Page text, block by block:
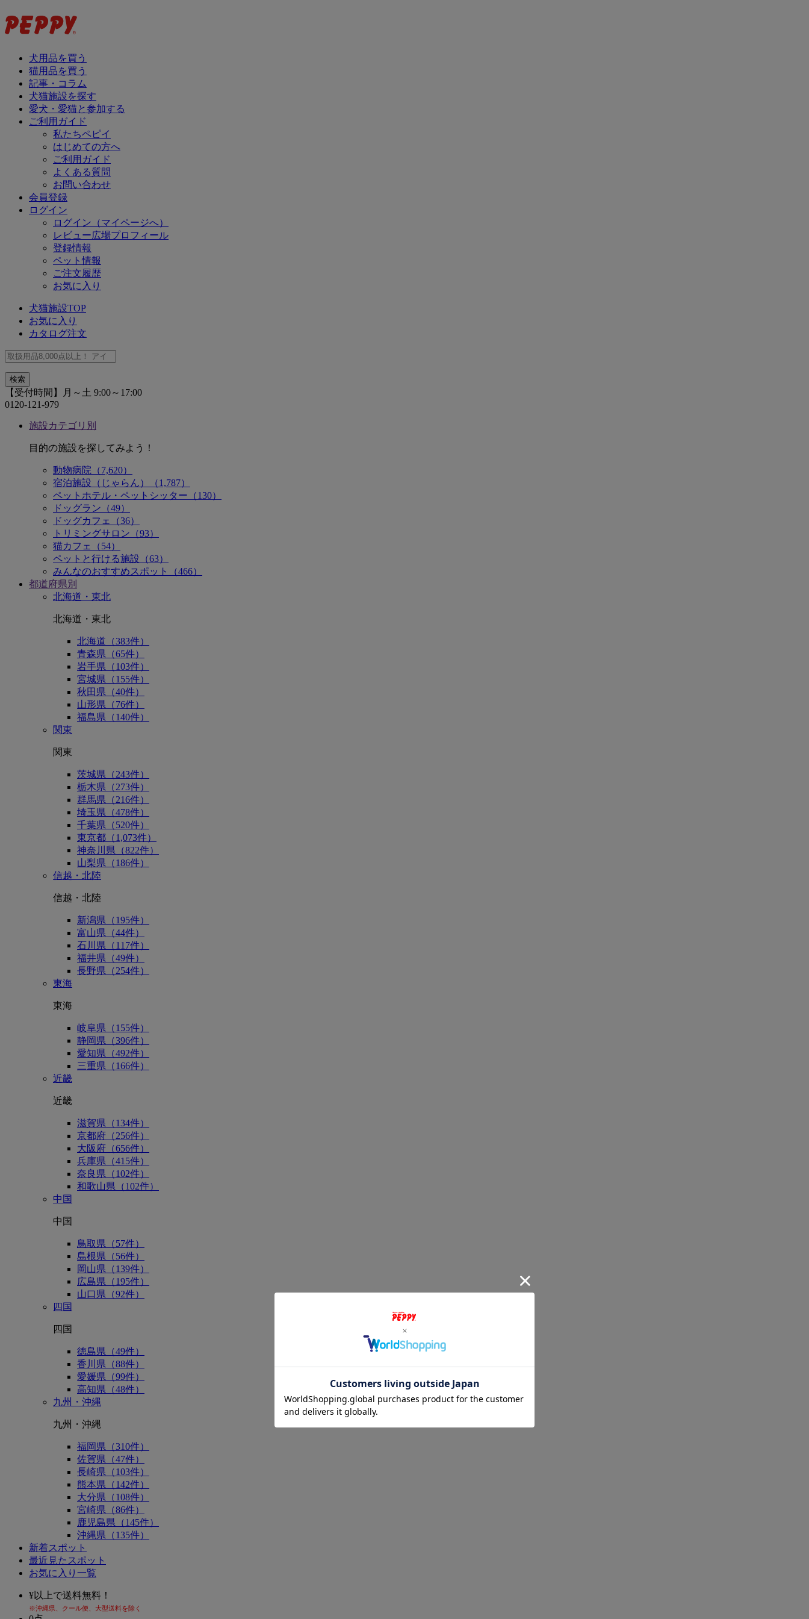
犬用品を買う
猫用品を買う
記事・コラム
犬猫施設を探す
愛犬・愛猫と参加する
ご利用ガイド
私たちペピイ
はじめての方へ
ご利用ガイド
よくある質問
お問い合わせ
会員登録
ログイン
ログイン（マイページへ）
レビュー広場プロフィール
登録情報
ペット情報
ご注文履歴
お気に入り
犬猫施設TOP
お気に入り
カタログ注文
【受付時間】月～土 9:00～17:00
0120-121-979
施設カテゴリ別
目的の施設を探してみよう！
動物病院（7,620）
宿泊施設（じゃらん）（1,787）
ペットホテル・ペットシッター（130）
ドッグラン（49）
ドッグカフェ（36）
トリミングサロン（93）
猫カフェ（54）
ペットと行ける施設（63）
みんなのおすすめスポット（466）
都道府県別
北海道・東北
北海道・東北
北海道（383件）
青森県（65件）
岩手県（103件）
宮城県（155件）
秋田県（40件）
山形県（76件）
福島県（140件）
関東
関東
茨城県（243件）
栃木県（273件）
群馬県（216件）
埼玉県（478件）
千葉県（520件）
東京都（1,073件）
神奈川県（822件）
山梨県（186件）
信越・北陸
信越・北陸
新潟県（195件）
富山県（44件）
石川県（117件）
福井県（49件）
長野県（254件）
東海
東海
岐阜県（155件）
静岡県（396件）
愛知県（492件）
三重県（166件）
近畿
近畿
滋賀県（134件）
京都府（256件）
大阪府（656件）
兵庫県（415件）
奈良県（102件）
和歌山県（102件）
中国
中国
鳥取県（57件）
島根県（56件）
岡山県（139件）
広島県（195件）
山口県（92件）
四国
四国
徳島県（49件）
香川県（88件）
愛媛県（99件）
高知県（48件）
九州・沖縄
九州・沖縄
福岡県（310件）
佐賀県（47件）
長崎県（103件）
熊本県（142件）
大分県（108件）
宮崎県（86件）
鹿児島県（145件）
沖縄県（135件）
新着スポット
最近見たスポット
お気に入り一覧
¥以上で送料無料！
※沖縄県、クール便、大型送料を除く